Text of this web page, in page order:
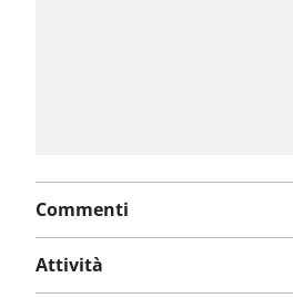
Commenti
Attività